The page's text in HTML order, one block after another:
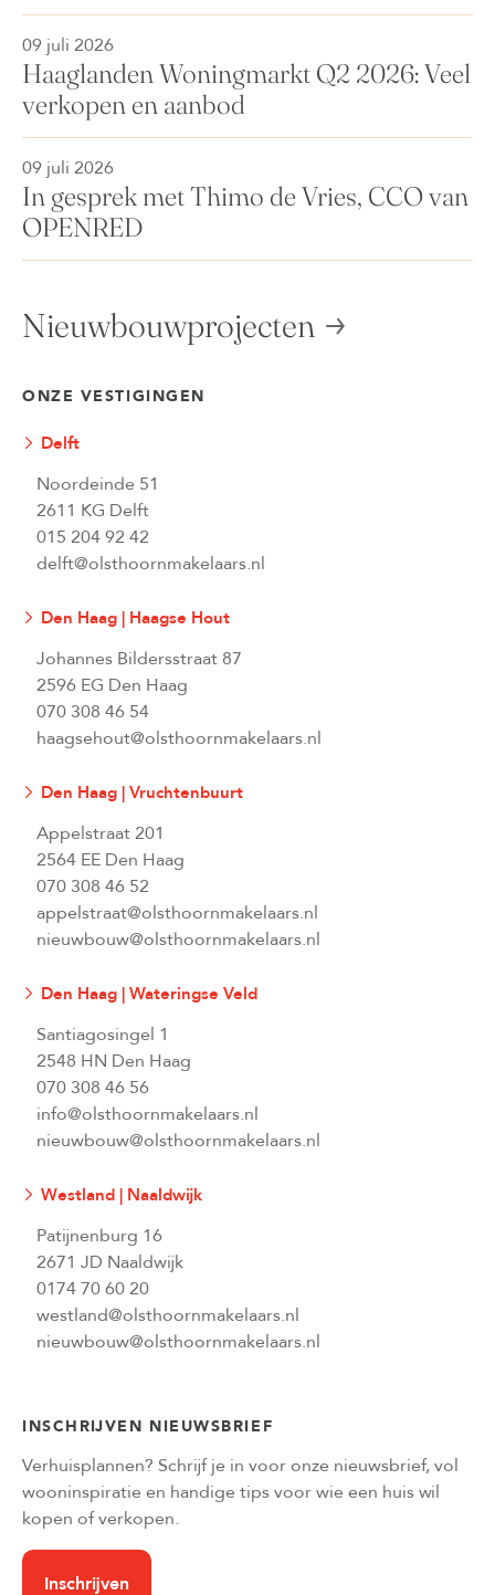
09 juli 2026
Haaglanden Woningmarkt Q2 2026: Veel
verkopen en aanbod
09 juli 2026
In gesprek met Thimo de Vries, CCO van
OPENRED
Nieuwbouwprojecten
ONZE VESTIGINGEN
Delft
Noordeinde 51
2611 KG Delft
015 204 92 42
delft@olsthoornmakelaars.nl
Den Haag | Haagse Hout
Johannes Bildersstraat 87
2596 EG Den Haag
070 308 46 54
haagsehout@olsthoornmakelaars.nl
Den Haag | Vruchtenbuurt
Appelstraat 201
2564 EE Den Haag
070 308 46 52
appelstraat@olsthoornmakelaars.nl
nieuwbouw@olsthoornmakelaars.nl
Den Haag | Wateringse Veld
Santiagosingel 1
2548 HN Den Haag
070 308 46 56
info@olsthoornmakelaars.nl
nieuwbouw@olsthoornmakelaars.nl
Westland | Naaldwijk
Patijnenburg 16
2671 JD Naaldwijk
0174 70 60 20
westland@olsthoornmakelaars.nl
nieuwbouw@olsthoornmakelaars.nl
INSCHRIJVEN NIEUWSBRIEF
Verhuisplannen? Schrijf je in voor onze nieuwsbrief, vol
wooninspiratie en handige tips voor wie een huis wil
kopen of verkopen.
Inschrijven